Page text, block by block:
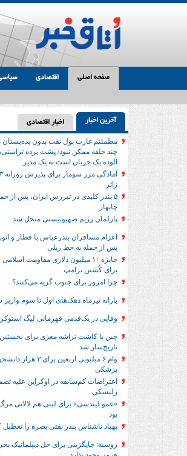
صفحه اصلی اقتصادی
آخرین اخبار اخبار اقتصادی
مطمئنم غارت پول نفت بدون بده‌بستان
چند حلقه ممکن نبود/ پشت پرده
آلوده یک جریان است نه یک مدیر
زائر
۵ بندر کلیدی در تیررس ایران، پس از
چابهار
پارلمان رژیم صهیونیستی منحل شد
اعزام مسافران بندرعباس با قطار و
پس از حمله به خط ریلی
جایزه ۱۰ میلیون دلاری مقاومت
برای کُشتن ترامپ
چرا امروز برای جنوب گریه می‌کنند؟
یارانه تیرماه دهک‌های اول تا سوم
وفایی در یک‎‌قدمی قهرمانی لیگ اسنوکر ماند
چین با کاشت تراشه مغزی برای
تاریخ‌ساز شد
وام ۶ میلیونی اربعین برای
پزشکی
اعتراضات کم‌سابقه در اوکراین علیه
زلنسکی
«عمو لیندسی» برای لیبی هم لالایی
بود
پهپاد ناشناس بندر نفتی بصره را تعطیل
روسیه: جایگزینی برای حل‌ دیپلماتیک